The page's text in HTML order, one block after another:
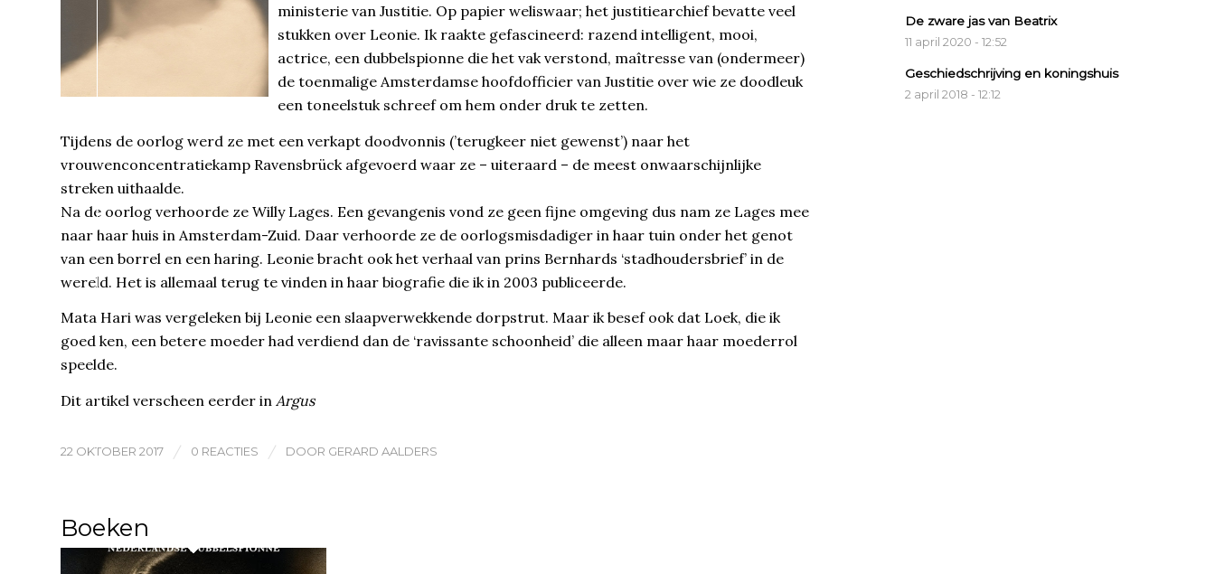
ministerie van Justitie. Op papier weliswaar; het justitiearchief bevatte veel
stukken over Leonie. Ik raakte gefascineerd: razend intelligent, mooi,
actrice, een dubbelspionne die het vak verstond, maîtresse van (ondermeer)
de toenmalige Amsterdamse hoofdofficier van Justitie over wie ze doodleuk
een toneelstuk schreef om hem onder druk te zetten.
Tijdens de oorlog werd ze met een verkapt doodvonnis (’terugkeer niet gewenst’) naar het
vrouwenconcentratiekamp Ravensbrück afgevoerd waar ze – uiteraard – de meest onwaarschijnlijke
streken uithaalde.
Na de oorlog verhoorde ze Willy Lages. Een gevangenis vond ze geen fijne omgeving dus nam ze Lages mee
naar haar huis in Amsterdam-Zuid. Daar verhoorde ze de oorlogsmisdadiger in haar tuin onder het genot
van een borrel en een haring. Leonie bracht ook het verhaal van prins Bernhards ‘stadhoudersbrief’ in de
wereld. Het is allemaal terug te vinden in haar biografie die ik in 2003 publiceerde.
Mata Hari was vergeleken bij Leonie een slaapverwekkende dorpstrut. Maar ik besef ook dat Loek, die ik
goed ken, een betere moeder had verdiend dan de ‘ravissante schoonheid’ die alleen maar haar moederrol
speelde.
Dit artikel verscheen eerder in Argus
22 OKTOBER 2017 / 0 REACTIES / DOOR GERARD AALDERS
Boeken
De zware jas van Beatrix
11 april 2020 - 12:52
Geschiedschrijving en koningshuis
2 april 2018 - 12:12